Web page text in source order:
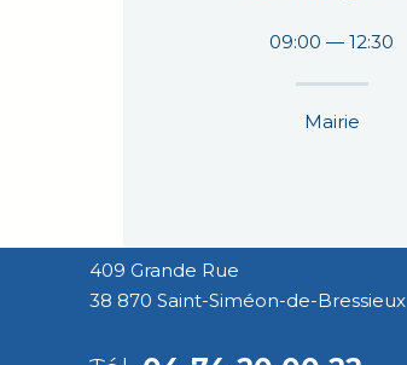
09:00 — 12:30
Mairie
409 Grande Rue
38 870 Saint-Siméon-de-Bressieux